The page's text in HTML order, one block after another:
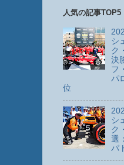
人気の記事TOP5
シ
ク
決
フ
パ
位
シ
ク
選
パ